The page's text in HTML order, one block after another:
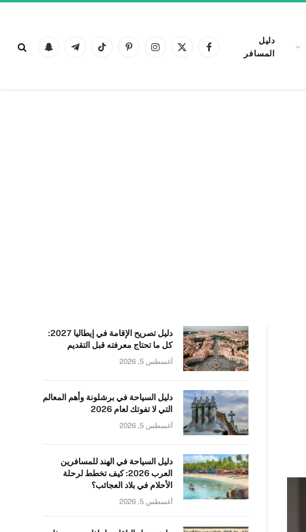
دليل
المسافر
فيسبوكX
الانستغرامبينتيريستتيكتوك تيلقرام Snapchat
دليل تصريح الإقامة في إيطاليا 2027:
كل ما تحتاج معرفته قبل التقديم
أغسطس 5, 2026
دليل السياحة في برشلونة وأهم المعالم
التي لا تفوتك لعام 2026
أغسطس 5, 2026
دليل السياحة في الهند للمسافرين
العرب 2026: كيف تخطط لرحلة
الأحلام في بلاد العجائب؟
أغسطس 5, 2026